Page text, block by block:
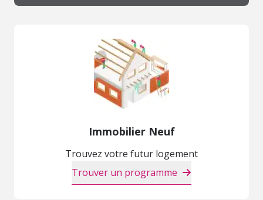
Immobilier Neuf
Trouvez votre futur logement
Trouver un programme